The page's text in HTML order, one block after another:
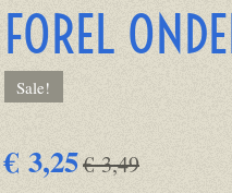
FOREL
Sale!
€ 3,25€ 3,49